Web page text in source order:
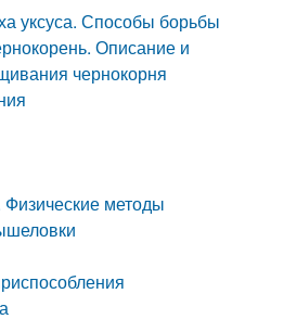
уксуса. Способы борьбы
Описание и
чернокорня
методы